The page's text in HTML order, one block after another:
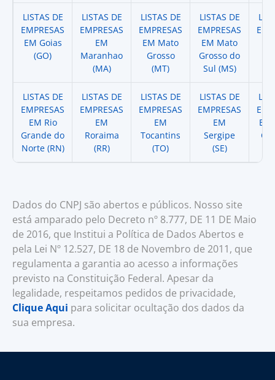
LISTAS DE
EMPRESAS
EM Goias
(GO)
LISTAS DE
EMPRESAS
EM
Maranhao
(MA)
LISTAS DE
EMPRESAS
EM Mato
Grosso
(MT)
LISTAS DE
EMPRESAS
EM Mato
Grosso do
Sul (MS)
LISTAS DE
EMPRESAS
EM Rio
Grande do
Norte (RN)
LISTAS DE
EMPRESAS
EM
Roraima
(RR)
LISTAS DE
EMPRESAS
EM
Tocantins
(TO)
LISTAS DE
EMPRESAS
EM
Sergipe
(SE)
EM
Dados do CNPJ são abertos e públicos. Nosso site
está amparado pelo Decreto nº 8.777, DE 11 DE Maio
de 2016, que Institui a Política de Dados Abertos e
pela Lei Nº 12.527, DE 18 de Novembro de 2011, que
regulamenta a garantia ao acesso a informações
previsto na Constituição Federal. Apesar da
legalidade, respeitamos pedidos de privacidade,
Clique Aqui para solicitar ocultação dos dados da
sua empresa.